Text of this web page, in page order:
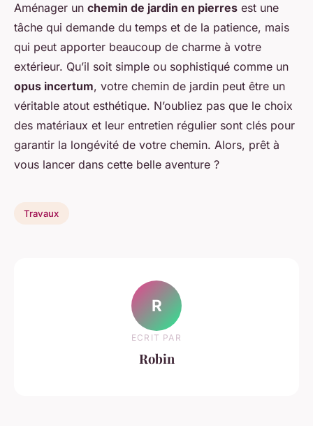
Aménager un chemin de jardin en pierres est une
tâche qui demande du temps et de la patience, mais
qui peut apporter beaucoup de charme à votre
extérieur. Qu’il soit simple ou sophistiqué comme un
opus incertum, votre chemin de jardin peut être un
véritable atout esthétique. N’oubliez pas que le choix
des matériaux et leur entretien régulier sont clés pour
garantir la longévité de votre chemin. Alors, prêt à
vous lancer dans cette belle aventure ?
Travaux
R
ECRIT PAR
Robin